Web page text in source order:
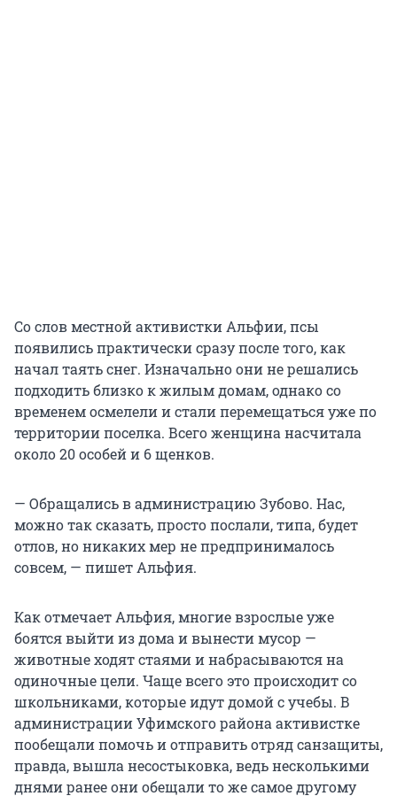
Со слов местной активистки Альфии, псы
появились практически сразу после того, как
начал таять снег. Изначально они не решались
подходить близко к жилым домам, однако со
временем осмелели и стали перемещаться уже по
территории поселка. Всего женщина насчитала
около 20 особей и 6 щенков.
— Обращались в администрацию Зубово. Нас,
можно так сказать, просто послали, типа, будет
отлов, но никаких мер не предпринималось
совсем, — пишет Альфия.
Как отмечает Альфия, многие взрослые уже
боятся выйти из дома и вынести мусор —
животные ходят стаями и набрасываются на
одиночные цели. Чаще всего это происходит со
школьниками, которые идут домой с учебы. В
администрации Уфимского района активистке
пообещали помочь и отправить отряд санзащиты,
правда, вышла несостыковка, ведь несколькими
днями ранее они обещали то же самое другому